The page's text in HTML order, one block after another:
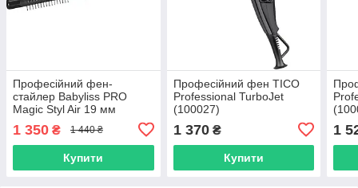
Професійний фен-
стайлер Babyliss PRO
Magic Styl Air 19 мм
1 350 ₴ 1 440 ₴
Купити
Професійний фен TICO
Professional TurboJet
(100027)
1 370₴
Купити
1